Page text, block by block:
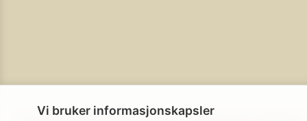
PersonvernBrukerbetingelserCookie-policyCookie-innstillinger
Vi bruker informasjonskapsler